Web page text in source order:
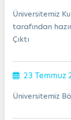
Üniversitemiz
tarafından
Çıktı
23 Temmuz
Üniversitemiz